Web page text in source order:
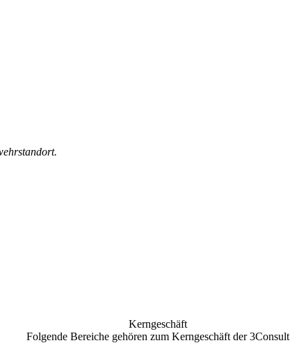
Kerngeschäft
Folgende Bereiche gehören zum Kerngeschäft der 3Consult